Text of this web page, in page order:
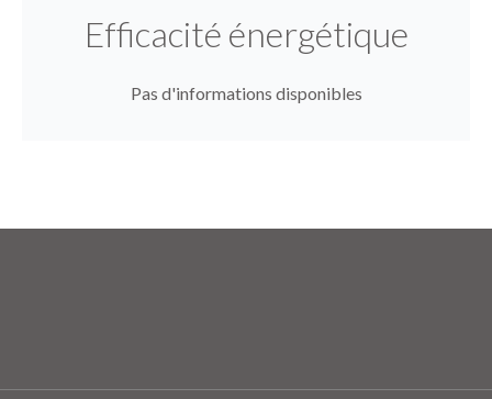
Efficacité énergétique
Pas d'informations disponibles